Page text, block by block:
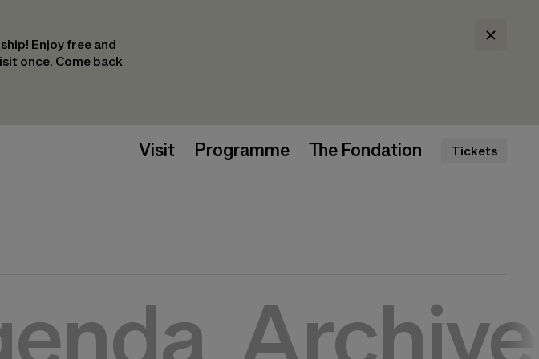
Enjoy free and
once. Come back
Visit Programme The Fondation Tickets